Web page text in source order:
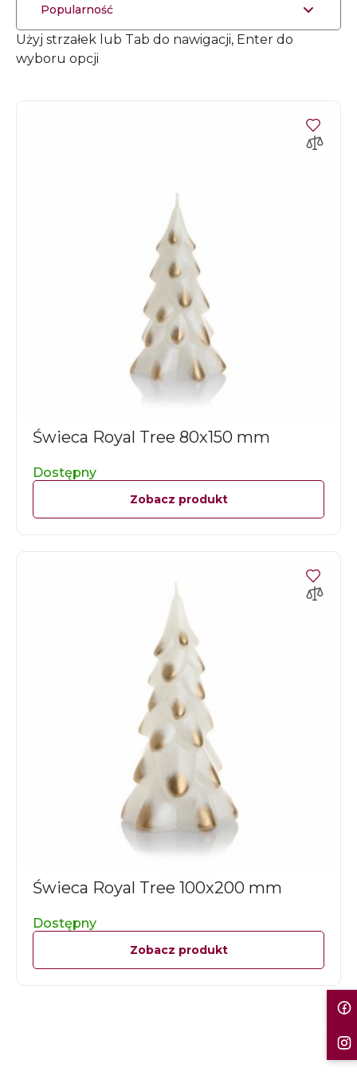
Popularność
Użyj strzałek lub Tab do nawigacji, Enter do
wyboru opcji
Świeca Royal Tree 80x150 mm
Dostępny
Zobacz produkt
Świeca Royal Tree 100x200 mm
Dostępny
Zobacz produkt